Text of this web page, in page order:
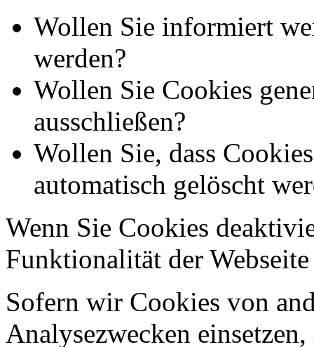
Wollen Sie informiert
werden?
Wollen Sie Cookies
ausschließen?
Wollen Sie, dass
automatisch gelöscht
Wenn Sie Cookies
Funktionalität der
Sofern wir Cookies von
Analysezwecken